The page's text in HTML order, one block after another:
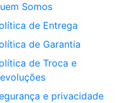
Somos
de Entrega
de Garantia
de Troca e
e privacidade